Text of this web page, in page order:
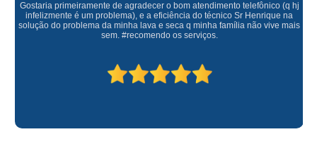
Gostaria primeiramente de agradecer o bom atendimento telefônico (q hj
infelizmente é um problema), e a eficiência do técnico Sr Henrique na
solução do problema da minha lava e seca q minha família não vive mais
sem. #recomendo os serviços.